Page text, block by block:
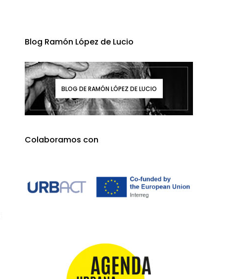
Blog Ramón López de Lucio
BLOG DE RAMÓN LÓPEZ DE LUCIO
Colaboramos con